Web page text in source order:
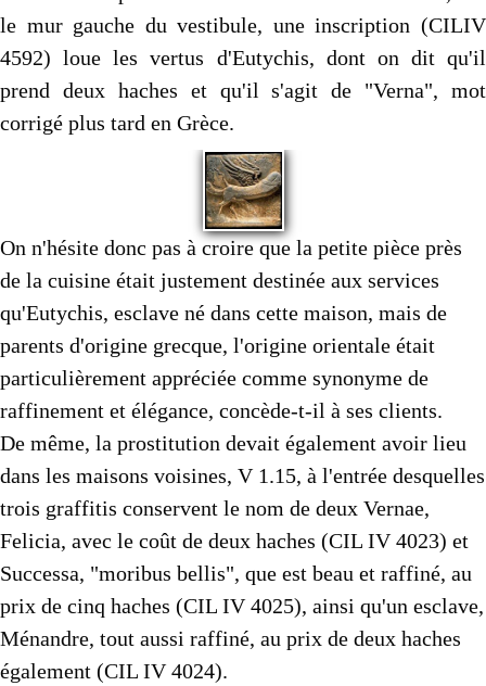
le mur gauche du vestibule, une inscription (CILIV
4592) loue les vertus d'Eutychis, dont on dit qu'il
prend deux haches et qu'il s'agit de "Verna", mot
corrigé plus tard en Grèce.
On n'hésite donc pas à croire que la petite pièce près
de la cuisine était justement destinée aux services
qu'Eutychis, esclave né dans cette maison, mais de
parents d'origine grecque, l'origine orientale était
particulièrement appréciée comme synonyme de
raffinement et élégance, concède-t-il à ses clients.
De même, la prostitution devait également avoir lieu
dans les maisons voisines, V 1.15, à l'entrée desquelles
trois graffitis conservent le nom de deux Vernae,
Felicia, avec le coût de deux haches (CIL IV 4023) et
Successa, "moribus bellis", que est beau et raffiné, au
prix de cinq haches (CIL IV 4025), ainsi qu'un esclave,
Ménandre, tout aussi raffiné, au prix de deux haches
également (CIL IV 4024).